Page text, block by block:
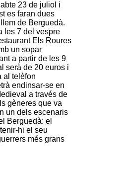
23 de juliol i
es faran dues
de Berguedà.
les 7 del vespre
Els Roures
un sopar
a partir de les 9
serà de 20 euros i
al telèfon
endinsar-se en
a través de
gèneres que va
un dels escenaris
Berguedà: el
hi el seu
més grans